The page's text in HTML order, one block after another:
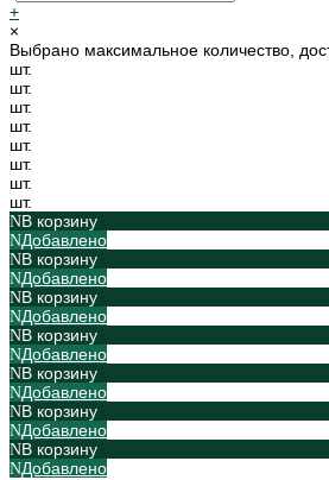
+
×
Выбрано максимальное количество,
шт.
шт.
шт.
шт.
шт.
шт.
шт.
шт.
В корзину
Добавлено
В корзину
Добавлено
В корзину
Добавлено
В корзину
Добавлено
В корзину
Добавлено
В корзину
Добавлено
В корзину
Добавлено